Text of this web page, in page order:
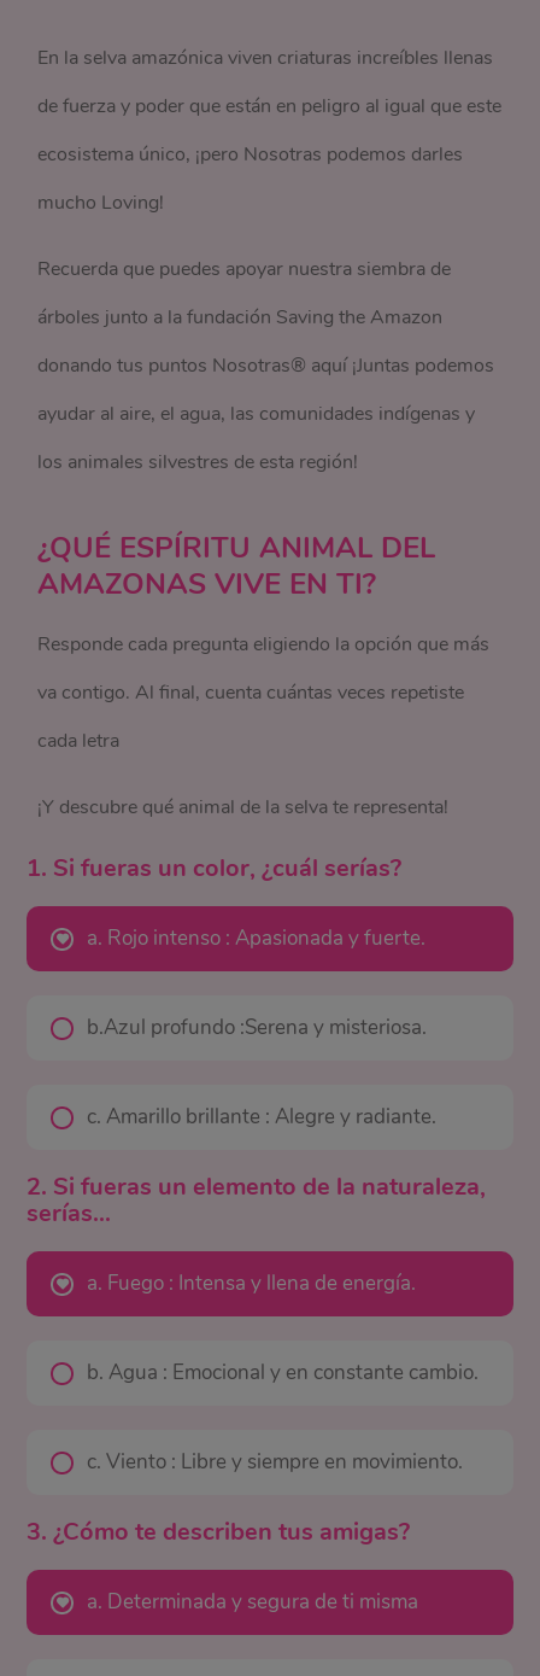
En la selva amazónica viven criaturas increíbles llenas
de fuerza y poder que están en peligro al igual que este
ecosistema único, ¡pero Nosotras podemos darles
mucho Loving!​
Recuerda que puedes apoyar nuestra siembra de
árboles junto a la fundación Saving the Amazon
donando tus puntos Nosotras® aquí ¡Juntas podemos
ayudar al aire, el agua, las comunidades indígenas y
los animales silvestres de esta región! ​
¿QUÉ ESPÍRITU ANIMAL DEL
AMAZONAS VIVE EN TI?​
Responde cada pregunta eligiendo la opción que más
va contigo. Al final, cuenta cuántas veces repetiste
cada letra
¡Y descubre qué animal de la selva te representa!
1. Si fueras un color, ¿cuál serías?
a. Rojo intenso : Apasionada y fuerte.
b.Azul profundo :Serena y misteriosa.
c. Amarillo brillante : Alegre y radiante.
2. Si fueras un elemento de la naturaleza,
serías...
a. Fuego : Intensa y llena de energía.
b. Agua : Emocional y en constante cambio.
c. Viento : Libre y siempre en movimiento.
3. ¿Cómo te describen tus amigas?
a. Determinada y segura de ti misma